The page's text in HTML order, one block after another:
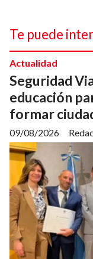
Te puede
Seguridad
educación
formar
Actualidad
09/08/2026